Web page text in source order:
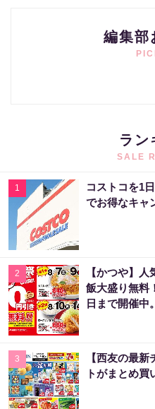
編集部
ラン
SALE
1
コストコを1
でお得なキャ
2
【かつや】
飯大盛り無料
日まで開催中。
3
【西友の最
トがまとめ買